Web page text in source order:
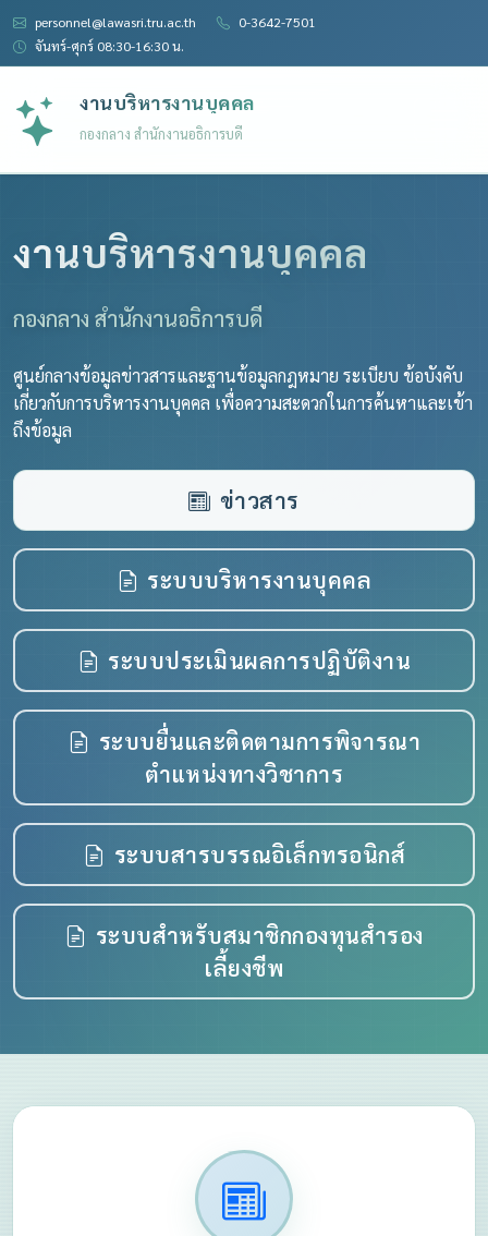
personnel@lawasri.tru.ac.th
0-3642-7501
จันทร์-ศุกร์ 08:30-16:30 น.
งานบริหารงานบุคคล
กองกลาง สำนักงานอธิการบดี
งานบริหารงานบุคคล
กองกลาง สำนักงานอธิการบดี
ศูนย์กลางข้อมูลข่าวสารและฐานข้อมูลกฎหมาย ระเบียบ ข้อบังคับ
เกี่ยวกับการบริหารงานบุคคล เพื่อความสะดวกในการค้นหาและเข้า
ถึงข้อมูล
ข่าวสาร
ระบบบริหารงานบุคคล
ระบบประเมินผลการปฏิบัติงาน
ระบบยื่นและติดตามการพิจารณา
ตำแหน่งทางวิชาการ
ระบบสารบรรณอิเล็กทรอนิกส์
ระบบสำหรับสมาชิกกองทุนสำรอง
เลี้ยงชีพ